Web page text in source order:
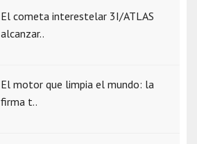
El cometa interestelar 3I/ATLAS
alcanzar..
El motor que limpia el mundo: la
firma t..